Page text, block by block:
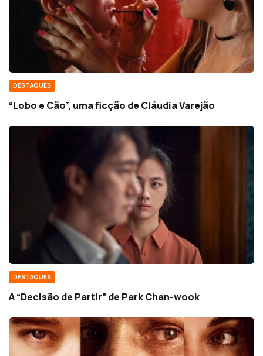
DESTAQUES
“Lobo e Cão”, uma ficção de Cláudia Varejão
DESTAQUES
A “Decisão de Partir” de Park Chan-wook